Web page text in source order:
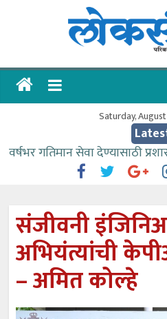
लोकसंवाद
ताज्या
Saturday,
वर्षभर गतिमान सेवा देण्यासाठी
प्रयत्न करावे – आमदार काळे
काळे
आत्मामालिक गुरूकूलाचे २२८
ईच्छा आणि मेहनतीच्या बळावर यश
आमदार आशुतोष काळे यांचा
उपक्रमांनी साजरा
संजीवनी
अभियंत्यांची
– अमित कोल्हे